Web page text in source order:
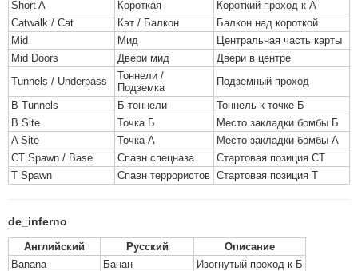
Short A Короткая
Короткий проход к А
Catwalk / Cat
Кэт / Балкон
Балкон над короткой
Mid
Мид
Центральная часть карты
Mid Doors
Двери мид
Двери в центре
Tunnels / Underpass
Тоннели /
Подземка
Подземный проход
B Tunnels
Б-тоннели
Тоннель к точке Б
B Site
Точка Б
Место закладки бомбы Б
A Site
Точка А
Место закладки бомбы А
CT Spawn / Base
Спавн спецназа
Стартовая позиция СТ
T Spawn
Спавн террористов Стартовая позиция Т
de_inferno
Английский Русский
Описание
Banana
Банан
Изогнутый проход к Б